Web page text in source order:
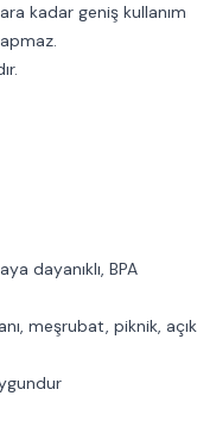
kadar geniş kullanım
dayanıklı, BPA
meşrubat, piknik, açık